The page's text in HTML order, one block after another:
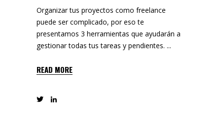
Organizar tus proyectos como freelance
puede ser complicado, por eso te
presentamos 3 herramientas que ayudarán a
gestionar todas tus tareas y pendientes.
READ MORE